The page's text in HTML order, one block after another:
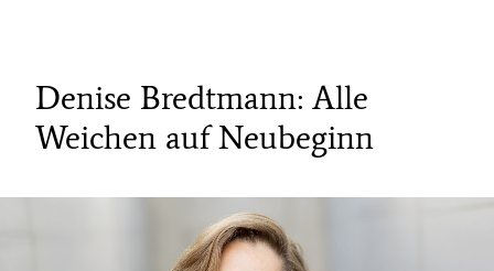
Denise Bredtmann: Alle
Weichen auf Neubeginn